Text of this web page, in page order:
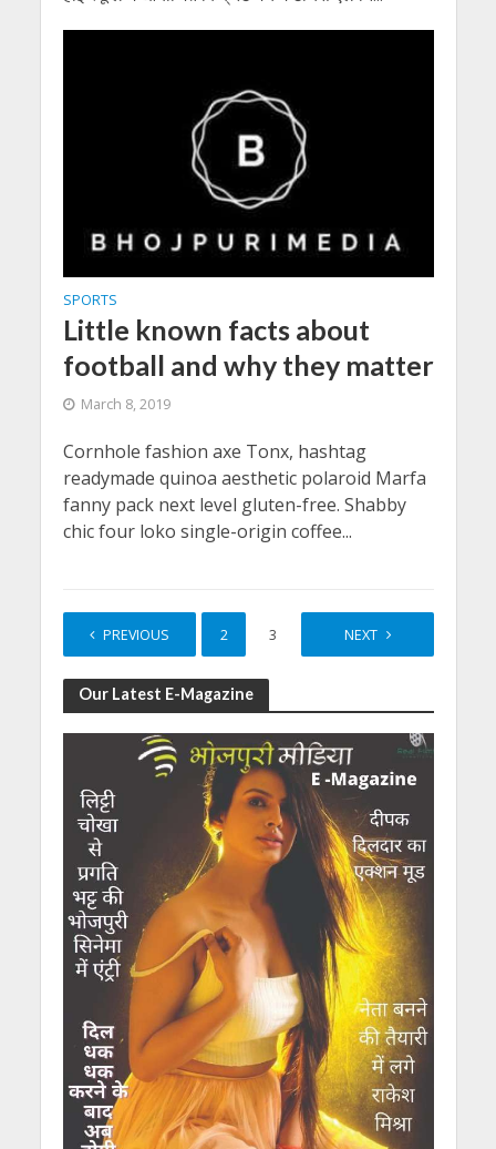
SPORTS
Little known facts about
football and why they matter
March 8, 2019
Cornhole fashion axe Tonx, hashtag
readymade quinoa aesthetic polaroid Marfa
fanny pack next level gluten-free. Shabby
chic four loko single-origin coffee...
PREVIOUS 2 3 NEXT
Our Latest E-Magazine